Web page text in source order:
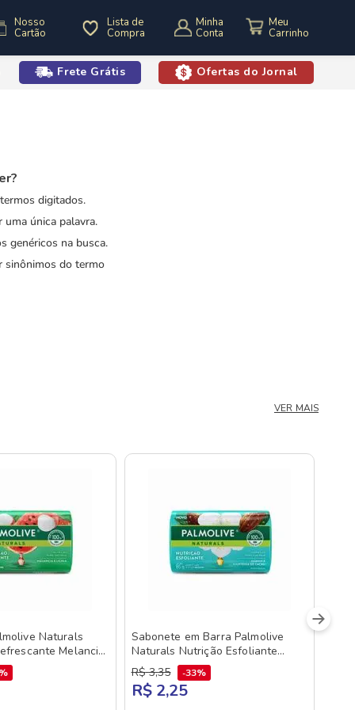
Nosso
Cartão
Lista de
Compra
Minha
Conta
Frete Grátis Ofertas do Jornal
digitados.
uma única palavra.
genéricos na busca.
sinônimos do termo
VER MAIS
Naturals
Melancia
Sabonete em Barra Palmolive
Naturals Nutrição Esfoliante
Jasmim e Manteiga de Cacau 85g
R$ 3,35 33%
R$ 2,25